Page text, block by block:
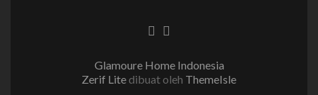
Tautan Facebook
Tautan Instagram
Glamoure Home Indonesia
Zerif Lite dibuat oleh ThemeIsle